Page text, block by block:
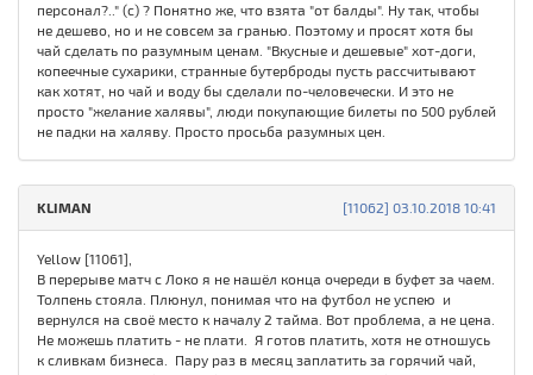
персонал?.." (с) ? Понятно же, что взята "от балды". Ну так, чтобы
не дешево, но и не совсем за гранью. Поэтому и просят хотя бы
чай сделать по разумным ценам. "Вкусные и дешевые" хот-доги,
копеечные сухарики, странные бутерброды пусть рассчитывают
как хотят, но чай и воду бы сделали по-человечески. И это не
просто "желание халявы", люди покупающие билеты по 500 рублей
не падки на халяву. Просто просьба разумных цен.
[11062] 03.10.2018 10:41
KLIMAN
Yellow [11061],
В перерыве матч с Локо я не нашёл конца очереди в буфет за чаем.
Толпень стояла. Плюнул, понимая что на футбол не успею и
вернулся на своё место к началу 2 тайма. Вот проблема, а не цена.
Не можешь платить - не плати. Я готов платить, хотя не отношусь
к сливкам бизнеса. Пару раз в месяц заплатить за горячий чай,